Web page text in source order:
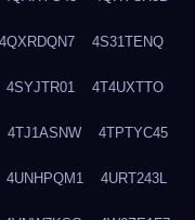
4QXRDQN7 4S31TENQ
4SYJTR01 4T4UXTTO
4TJ1ASNW 4TPTYC45
4UNHPQM1 4URT243L